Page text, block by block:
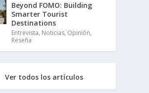
Beyond FOMO: Building
Smarter Tourist
Destinations
Entrevista, Noticias, Opinión,
Reseña
Ver todos los artículos